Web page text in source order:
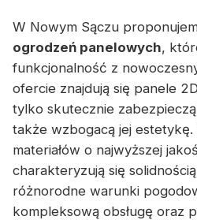
W Nowym Sączu
ogrodzeń panelowych,
funkcjonalność z
ofercie znajdują się panele
tylko skutecznie zabezpieczą
także wzbogacą jej estetykę.
materiałów o najwyższej
charakteryzują się
różnorodne warunki
kompleksową obsługę oraz